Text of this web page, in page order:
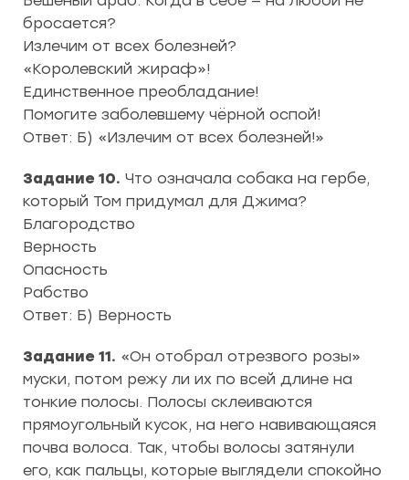
бросается?
Излечим от всех болезней?
«Королевский жираф»!
Единственное преобладание!
Помогите заболевшему чёрной оспой!
Ответ: Б) «Излечим от всех болезней!»
Задание 10. Что означала собака на гербе,
который Том придумал для Джима?
Благородство
Верность
Опасность
Рабство
Ответ: Б) Верность
Задание 11. «Он отобрал отрезвого розы»
муски, потом режу ли их по всей длине на
тонкие полосы. Полосы склеиваются
прямоугольный кусок, на него навивающаяся
почва волоса. Так, чтобы волосы затянули
его, как пальцы, которые выглядели спокойно